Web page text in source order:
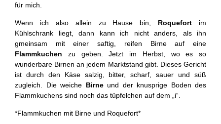
für mich.
Wenn ich also allein zu Hause bin, Roquefort im
Kühlschrank liegt, dann kann ich nicht anders, als ihn
gmeinsam mit einer saftig, reifen Birne auf eine
Flammkuchen zu geben. Jetzt im Herbst, wo es so
wunderbare Birnen an jedem Marktstand gibt. Dieses Gericht
ist durch den Käse salzig, bitter, scharf, sauer und süß
zugleich. Die weiche Birneund der knusprige Boden des
Flammkuchens sind noch das tüpfelchen auf dem „i“.
*Flammkuchen mit Birne und Roquefort*